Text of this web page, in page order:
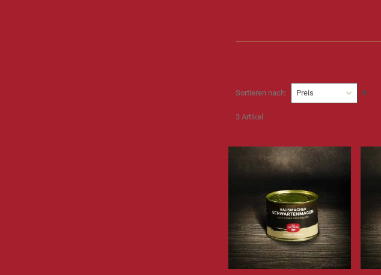
Sortieren nach
3 Artikel